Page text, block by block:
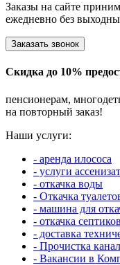
Заказы на сайте
ежедневно без
Заказать звонок
Скидка до 10%
пенсионерам,
на повторный заказ!
Наши услуги:
- аренда илососа
- услуги
- откачка воды
- Откачка
- машина для
- откачка
- доставка
- Прочистка
- Вакансии в